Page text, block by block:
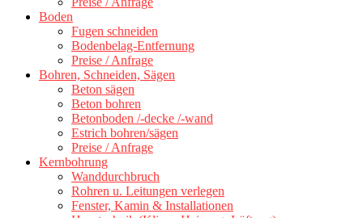
Boden
Fugen schneiden
Bodenbelag-Entfernung
Preise / Anfrage
Bohren, Schneiden, Sägen
Beton sägen
Beton bohren
Betonboden /-decke /-wand
Estrich bohren/sägen
Preise / Anfrage
Kernbohrung
Wanddurchbruch
Rohren u. Leitungen verlegen
Fenster, Kamin & Installationen